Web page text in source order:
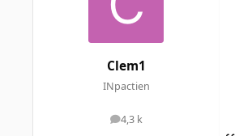
Clem1
INpactien
4,3 k
messages